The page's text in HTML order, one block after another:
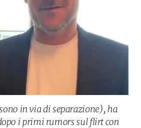
in via di separazione), ha
i primi rumors sul flirt con